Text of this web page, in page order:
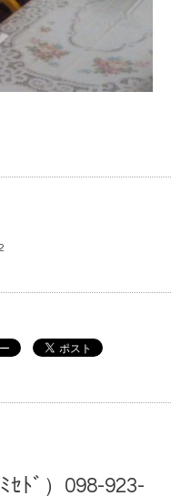
ｾﾄﾞ）098-923-